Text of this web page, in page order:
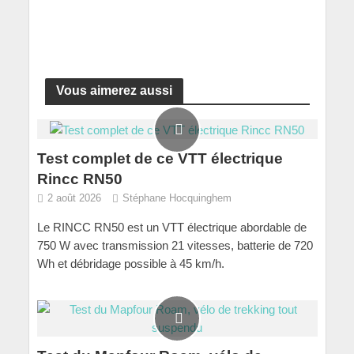
Vous aimerez aussi
Test complet de ce VTT électrique
Rincc RN50
2 août 2026 Stéphane Hocquinghem
Le RINCC RN50 est un VTT électrique abordable de
750 W avec transmission 21 vitesses, batterie de 720
Wh et débridage possible à 45 km/h.